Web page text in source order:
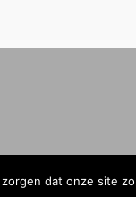
dat onze site